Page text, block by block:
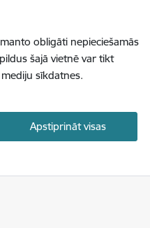
obligāti nepieciešamās
šajā vietnē var tikt
sīkdatnes.
Apstiprināt visas